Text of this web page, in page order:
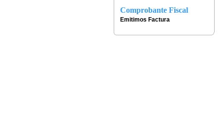
Comprobante Fiscal
Emitimos Factura